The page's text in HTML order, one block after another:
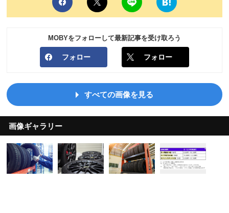
MOBYをフォローして最新記事を受け取ろう
フォロー フォロー
すべての画像を見る
画像ギャラリー